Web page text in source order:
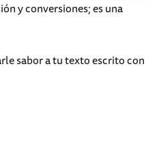
y conversiones; es una
sabor a tu texto escrito con